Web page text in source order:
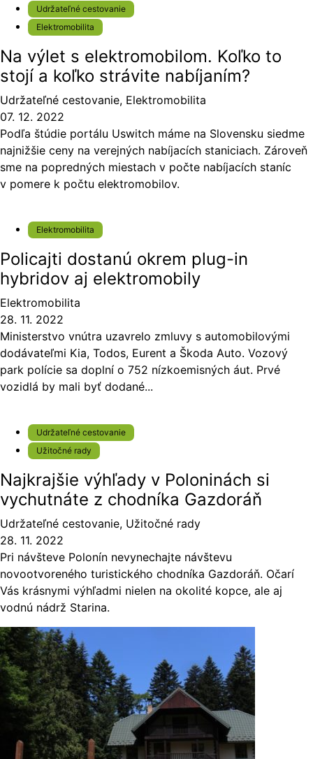
Udržateľné cestovanie
Elektromobilita
Na výlet s elektromobilom. Koľko to
stojí a koľko strávite nabíjaním?
Udržateľné cestovanie, Elektromobilita
07. 12. 2022
Podľa štúdie portálu Uswitch máme na Slovensku siedme
najnižšie ceny na verejných nabíjacích staniciach. Zároveň
sme na popredných miestach v počte nabíjacích staníc
v pomere k počtu elektromobilov.
Elektromobilita
Policajti dostanú okrem plug-in
hybridov aj elektromobily
Elektromobilita
28. 11. 2022
Ministerstvo vnútra uzavrelo zmluvy s automobilovými
dodávateľmi Kia, Todos, Eurent a Škoda Auto. Vozový
park polície sa doplní o 752 nízkoemisných áut. Prvé
vozidlá by mali byť dodané...
Udržateľné cestovanie
Užitočné rady
Najkrajšie výhľady v Poloninách si
vychutnáte z chodníka Gazdoráň
Udržateľné cestovanie, Užitočné rady
28. 11. 2022
Pri návšteve Polonín nevynechajte návštevu
novootvoreného turistického chodníka Gazdoráň. Očarí
Vás krásnymi výhľadmi nielen na okolité kopce, ale aj
vodnú nádrž Starina.